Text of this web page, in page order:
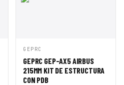
VISTA
RÁPIDA
CESTA
GEPRC
GEPRC GEP-AX5 AIRBUS
215MM KIT DE ESTRUCTURA
CON PDB